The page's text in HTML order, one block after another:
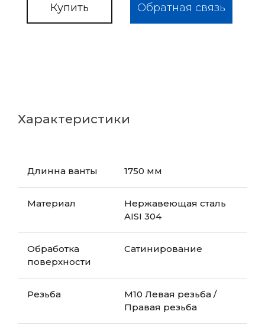
Купить Обратная связь
Характеристики
Длинна ванты 1750 мм
Материал
Нержавеющая сталь
AISI 304
Обработка
поверхности
Сатинирование
Резьба
М10 Левая резьба /
Правая резьба